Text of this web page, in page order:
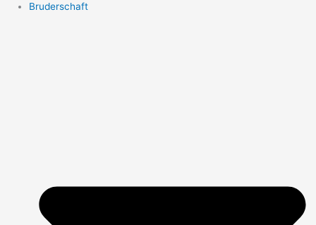
Bruderschaft